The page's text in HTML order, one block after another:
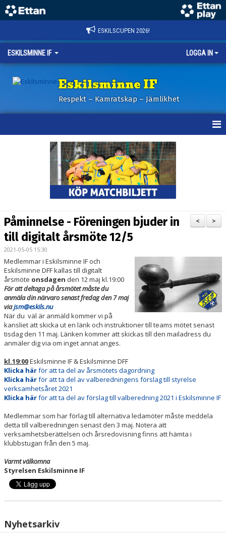
ESKILSCUPEN 2026!
ESKILSMINNE IF LOGGA IN
Eskilsminne IF
Respekt – Kamratskap – Jämlikhet
BILDER ESKILSCUPEN
PARTNERS
LOKALBOKNING
DOKUMENT/FILER
MEDLEMSKAP
ESKILS LOVFOTBOLL
BILJETTER
MEDLEMSFÖRMÅNER
>
<
Påminnelse - Föreningen bjuder in
till digitalt årsmöte 12/5
2021-05-05 15:30
Medlemmar i Eskilsminne IF och
Eskilsminne DFF kallas till digitalt
årsmöte onsdagen den 12 maj kl.19:00
För att deltaga på årsmötet måste du
anmäla din närvaro senast fredag den 7 maj
viajsm@eskils.nu
När du väl är anmäld kommer vi på
kansliet att skicka ut en länk och instruktioner till teams mötet senast
tisdag den 11 maj. Länken kommer att skickas till den mailadress du
anmäler dig via om inget annat anges.
kl.19:00Eskilsminne IF & Eskilsminne DFF
Klicka härför att ta del av årsmötets dagordning
Klicka härför att ta del av valberedningens förslag till styrelse
verksamhetsåret 2021
Klicka härför att ta del av förslag till valberedning 2021 i Eskilsminne IF
Medlemmar som har förlag till alternativa ledamöter måste meddela
detta till valberedningen senast den 3 maj. Notera att
verksamhetsberättelsen och årsredovisning finns att hämta i
klubbstugan från den 5 maj.
Varmt välkomna
Styrelsen Eskilsminne IF
Nyhetsarkiv